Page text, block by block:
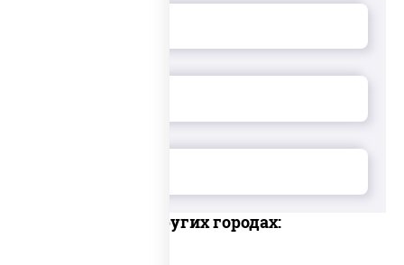
Доставка в других городах: